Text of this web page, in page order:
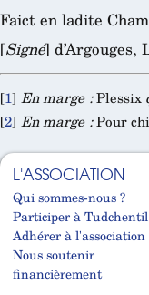
Faict en ladite
[Signé] d’Argouges,
[1] En marge :Plessix
[2] En marge :Pour
L'ASSOCIATION
Qui sommes-nous ?
Participer à Tudchentil
Adhérer à l'association
Nous soutenir
financièrement